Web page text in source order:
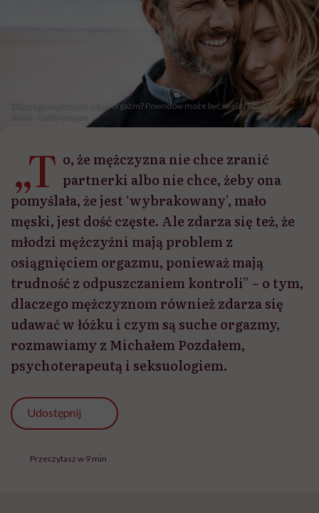
Dlaczego mężczyźni udają orgazm? Powodów może być wiele/ Fot. Oliver
„T o, że mężczyzna nie chce zranić
partnerki albo nie chce, żeby ona
pomyślała, że jest ‘wybrakowany’, mało
męski, jest dość częste. Ale zdarza się też, że
młodzi mężczyźni mają problem z
osiągnięciem orgazmu, ponieważ mają
trudność z odpuszczaniem kontroli” – o tym,
dlaczego mężczyznom również zdarza się
udawać w łóżku i czym są suche orgazmy,
rozmawiamy z Michałem Pozdałem,
psychoterapeutą i seksuologiem.
Udostępnij
Przeczytasz w 9 min